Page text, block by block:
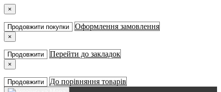
×
Продовжити покупки Оформлення замовлення
×
Продовжити Перейти до закладок
×
Продовжити До порівняння товарів